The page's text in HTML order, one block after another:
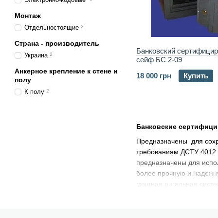
Банковские
Предназначены для
требованиям ДСТУ
предназначены для
более прочную и
мощная ригельная
Банковский
сейф БС 2-09
18 000 грн
Купить
Монтаж
Отдельностоящие 2
Страна - производитель
Украина 2
Анкерное крепление к стене и
полу
К полу 2